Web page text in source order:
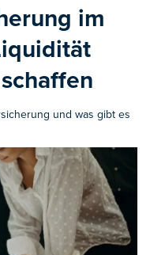
im
und was gibt es